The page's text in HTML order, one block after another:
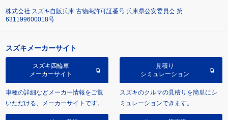
株式会社 スズキ自販兵庫 古物商許可証番号 兵庫県公安委員会 第
631199600018号
スズキメーカーサイト
スズキ四輪車
メーカーサイト
車種の詳細などメーカー情報をご覧
いただける、メーカーサイトです。
見積り
シミュレーション
スズキのクルマの見積りを簡単にシ
ミュレーションできます。